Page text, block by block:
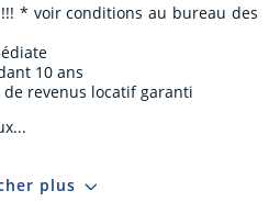
* voir conditions au bureau des
10 ans
de revenus locatif garanti
plus